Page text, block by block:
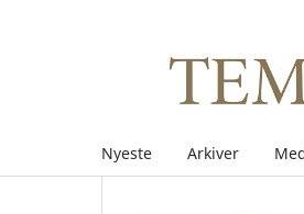
Nyeste Arkiver